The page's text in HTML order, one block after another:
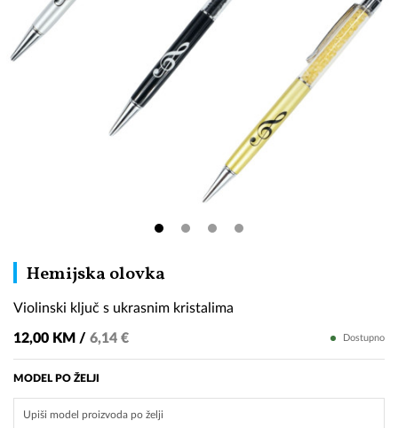
Hemijska olovkaViolinski
s
kristalima
Violinski ključ s ukrasnim kristalima
12,00 KM / 6,14 € Dostupno
MODEL PO ŽELJI